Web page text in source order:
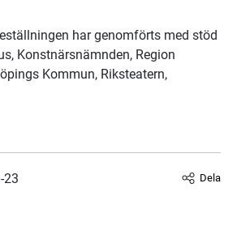
har genomförts med stöd
Konstnärsnämnden, Region
Kommun, Riksteatern,
23 Dela